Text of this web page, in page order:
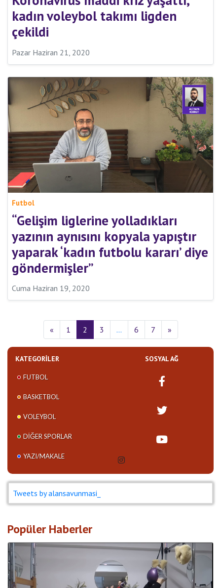
kadın voleybol takımı ligden
çekildi
Pazar Haziran 21, 2020
Futbol
“Gelişim liglerine yolladıkları
yazının aynısını kopyala yapıştır
yaparak ‘kadın futbolu kararı’ diye
göndermişler”
Cuma Haziran 19, 2020
« 1 2 3 … 6 7 »
KATEGORILER
FUTBOL
BASKETBOL
VOLEYBOL
DIĞER SPORLAR
YAZI/MAKALE
SOSYAL AĞ
Tweets by alansavunmasi_
Popüler Haberler